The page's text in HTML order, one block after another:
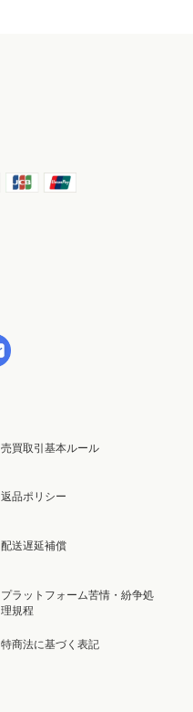
売買取引基本ルール
返品ポリシー
配送遅延補償
プラットフォーム苦情・紛争処
理規程
特商法に基づく表記